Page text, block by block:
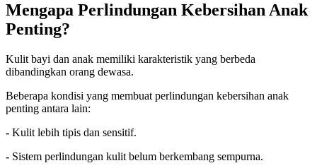
Mengapa Perlindungan Kebersihan Anak
Penting?
Kulit bayi dan anak memiliki karakteristik yang berbeda
dibandingkan orang dewasa.
Beberapa kondisi yang membuat perlindungan kebersihan anak
penting antara lain:
- Kulit lebih tipis dan sensitif.
- Sistem perlindungan kulit belum berkembang sempurna.